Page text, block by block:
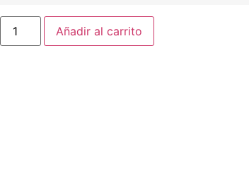
Añadir al carrito